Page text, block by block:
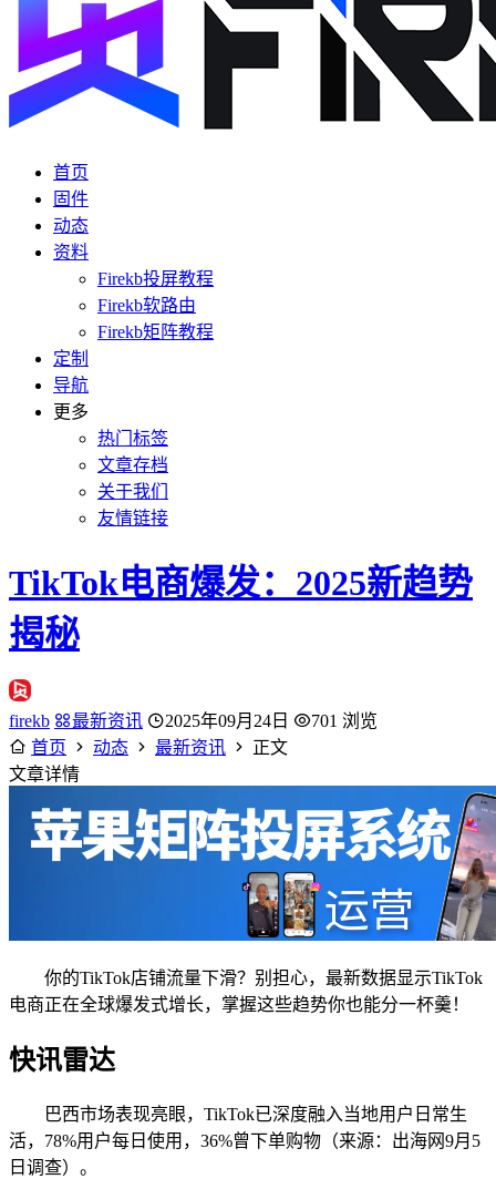
首页
固件
动态
资料
Firekb投屏教程
Firekb软路由
Firekb矩阵教程
定制
导航
更多
热门标签
文章存档
关于我们
友情链接
TikTok电商爆发：2025新趋势
揭秘
firekb 最新资讯 2025年09月24日
701 浏览
首页
动态 最新资讯
正文
文章详情
你的TikTok店铺流量下滑？别担心，最新数据显示TikTok
电商正在全球爆发式增长，掌握这些趋势你也能分一杯羹！
快讯雷达
巴西市场表现亮眼，TikTok已深度融入当地用户日常生
活，78%用户每日使用，36%曾下单购物（来源：出海网9月5
日调查）。